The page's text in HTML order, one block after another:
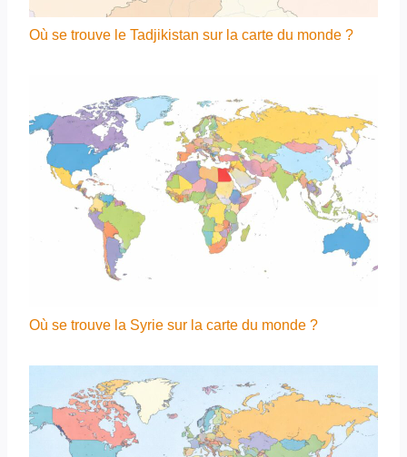
Où se trouve le Tadjikistan sur la carte du monde ?
Où se trouve la Syrie sur la carte du monde ?